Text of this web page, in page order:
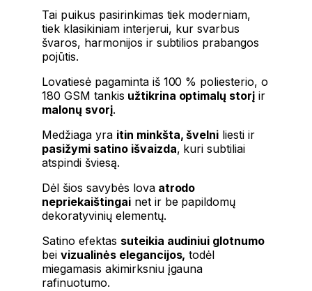
Tai puikus pasirinkimas tiek moderniam,
tiek klasikiniam interjerui, kur svarbus
švaros, harmonijos ir subtilios prabangos
pojūtis.
Lovatiesė pagaminta iš 100 % poliesterio, o
180 GSM tankis užtikrina optimalų storį ir
malonų svorį.
Medžiaga yra itin minkšta, švelni liesti ir
pasižymi satino išvaizda, kuri subtiliai
atspindi šviesą.
Dėl šios savybės lovaatrodo
nepriekaištingainet ir be papildomų
dekoratyvinių elementų.
Satino efektas suteikia audiniui glotnumo
bei vizualinės elegancijos, todėl
miegamasis akimirksniu įgauna
rafinuotumo.